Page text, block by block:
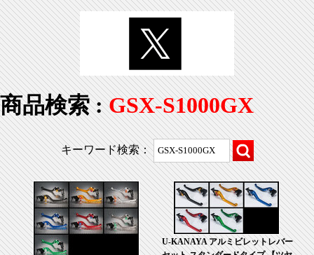
商品検索 :GSX-S1000GX
キーワード検索：
U-KANAYA アルミビレットレバー